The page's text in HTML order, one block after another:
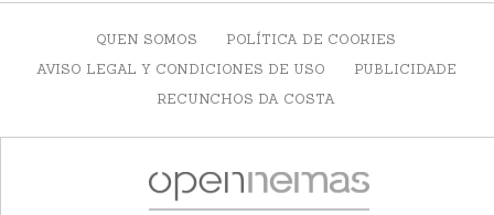
QUEN SOMOS
POLÍTICA DE COOKIES
AVISO LEGAL Y CONDICIONES DE USO
PUBLICIDADE
RECUNCHOS DA COSTA